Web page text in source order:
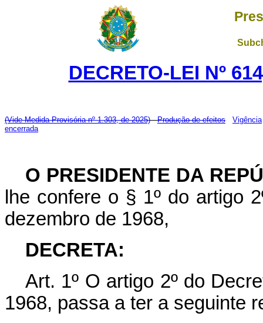
DECRETO-LEI Nº
(Vide Medida Provisória nº 1.303, de 2025) Produção de efeitos
Vigência
encerrada
O PRESIDENTE DA
lhe confere o § 1º do artigo
dezembro de 1968,
DECRETA:
Art. 1º O artigo 2º do
1968, passa a ter a seguinte